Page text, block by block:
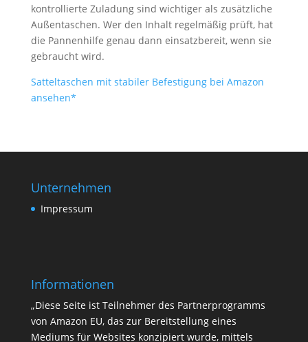
kontrollierte Zuladung sind wichtiger als zusätzliche
Außentaschen. Wer den Inhalt regelmäßig prüft, hat
die Pannenhilfe genau dann einsatzbereit, wenn sie
gebraucht wird.
Satteltaschen mit stabiler Befestigung bei Amazon
ansehen*
Unternehmen
Impressum
Informationen
„Diese Seite ist Teilnehmer des Partnerprogramms
von Amazon EU, das zur Bereitstellung eines
Mediums für Websites konzipiert wurde, mittels